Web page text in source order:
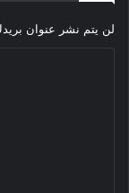
بطاريات أيونات
لن يتم نشر عنوان